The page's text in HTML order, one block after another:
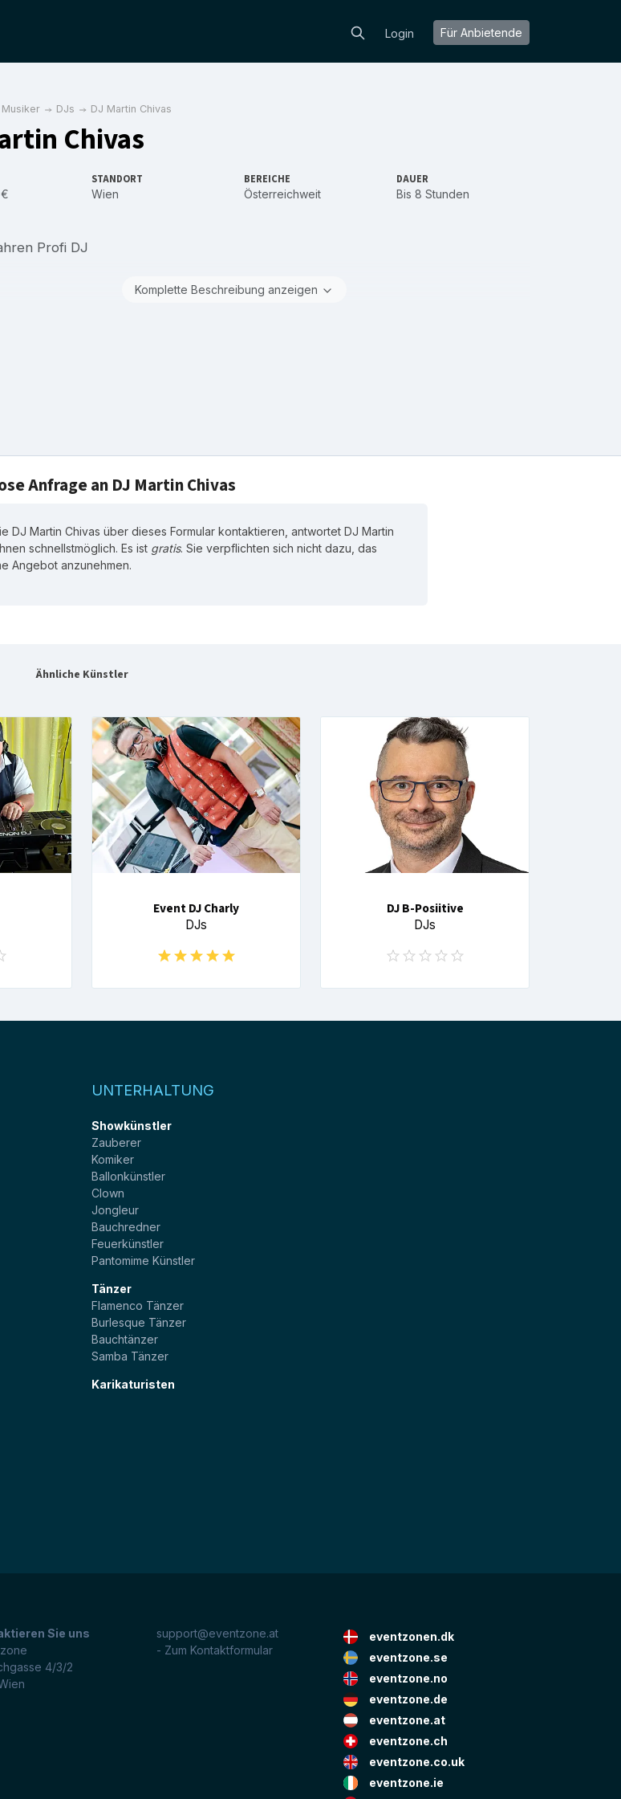
Login Für Anbietende
Musiker DJs DJ Martin Chivas
Chivas
STANDORT
Wien
BEREICHE
Österreichweit
DAUER
Bis 8 Stunden
Profi DJ
Komplette Beschreibung anzeigen
Anfrage an DJ Martin Chivas
DJ Martin Chivas über dieses Formular kontaktieren, antwortet DJ Martin
schnellstmöglich. Es ist gratis. Sie verpflichten sich nicht dazu, das
Angebot anzunehmen.
Ähnliche Künstler
Event DJ Charly
DJs
DJ B-Posiitive
DJs
UNTERHALTUNG
Showkünstler
Zauberer
Komiker
Ballonkünstler
Clown
Jongleur
Bauchredner
Feuerkünstler
Pantomime Künstler
Tänzer
Flamenco Tänzer
Burlesque Tänzer
Bauchtänzer
Samba Tänzer
Karikaturisten
Sie uns
4/3/2
support@eventzone.at
- Zum Kontaktformular
eventzonen.dk
eventzone.se
eventzone.no
eventzone.de
eventzone.at
eventzone.ch
eventzone.co.uk
eventzone.ie